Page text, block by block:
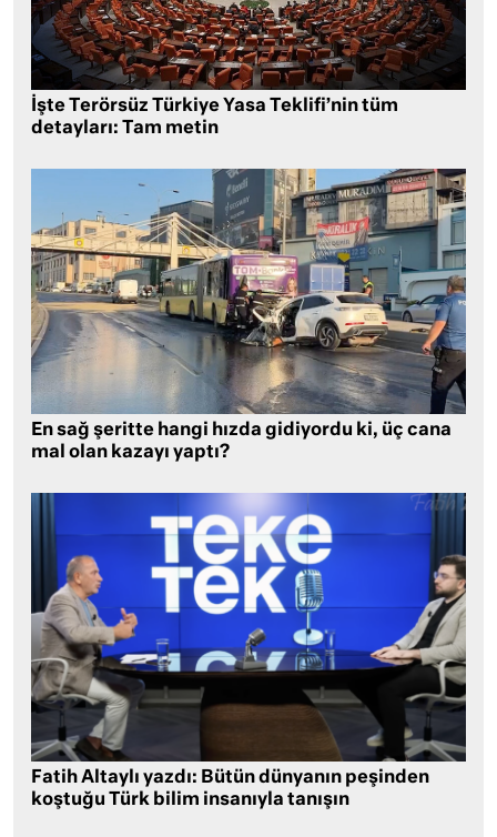
İşte Terörsüz Türkiye Yasa Teklifi’nin tüm
detayları: Tam metin
En sağ şeritte hangi hızda gidiyordu ki, üç cana
mal olan kazayı yaptı?
Fatih Altaylı yazdı: Bütün dünyanın peşinden
koştuğu Türk bilim insanıyla tanışın